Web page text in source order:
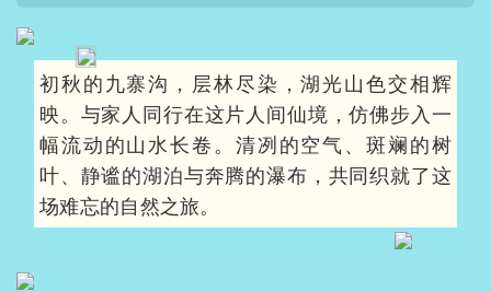
初秋的九寨沟，层林尽染，湖光山色交相辉
映。与家人同行在这片人间仙境，仿佛步入一
幅流动的山水长卷。清冽的空气、斑斓的树
叶、静谧的湖泊与奔腾的瀑布，共同织就了这
场难忘的自然之旅。